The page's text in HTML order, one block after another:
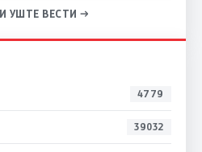
УШТЕ ВЕСТИ →
4779
39032